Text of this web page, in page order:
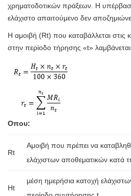
χρηματοδοτικών πράξεων. Η
ελάχιστο απαιτούμενο δεν
Η αμοιβή (Rt) που καταβάλλεται στις
στην περίοδο τήρησης «t»
Οπου:
Rt
Αμοιβή που πρέπει να
ελάχιστων αποθεματικών κατά
Ht
μέση ημερήσια κατοχή